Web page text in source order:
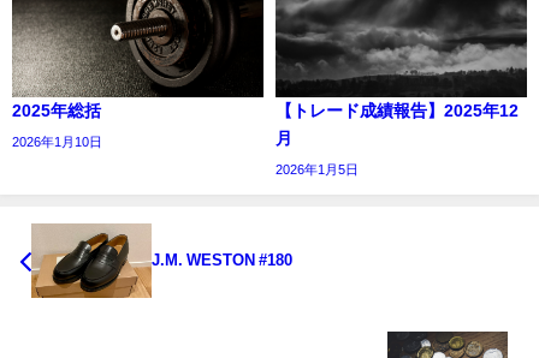
2025年総括
2026年1月10日
【トレード成績報告】2025年12
月
2026年1月5日
J.M. WESTON #180